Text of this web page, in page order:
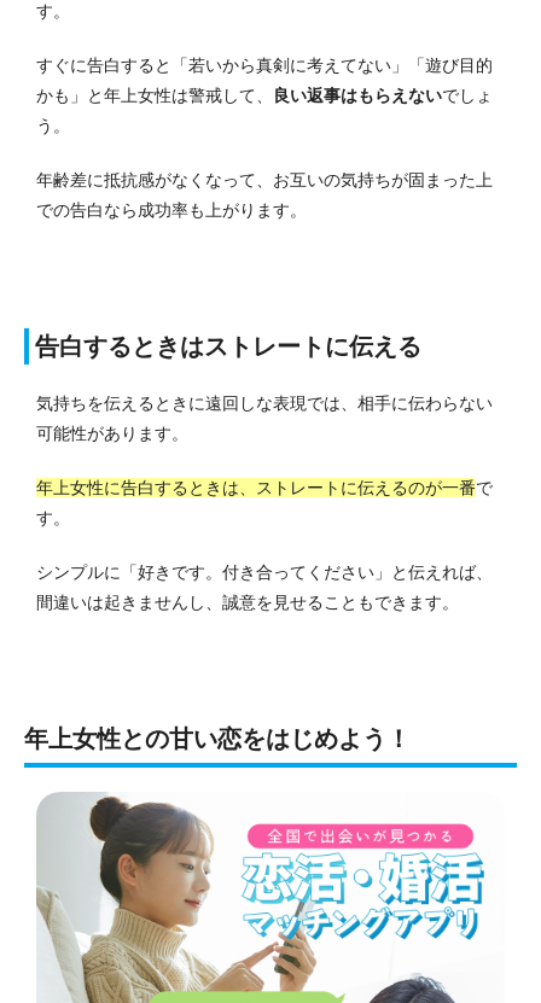
す。
すぐに告白すると「若いから真剣に考えてない」「遊び目的
かも」と年上女性は警戒して、
良い返事はもらえないでしょ
う。
年齢差に抵抗感がなくなって、お互いの気持ちが固まった上
での告白なら成功率も上がります。
告白するときはストレートに伝える
気持ちを伝えるときに遠回しな表現では、相手に伝わらない
可能性があります。
年上女性に告白するときは、ストレートに伝えるのが一番で
す。
シンプルに「好きです。付き合ってください」と伝えれば、
間違いは起きませんし、誠意を見せることもできます。
年上女性との甘い恋をはじめよう！